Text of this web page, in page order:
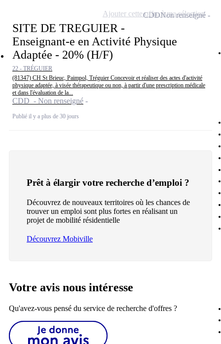
SITE DE TREGUIER -
Enseignant-e en Activité Physique
Adaptée - 20% (H/F)
22 - TRÉGUIER
(81347) CH St Brieuc, Paimpol, Tréguier Concevoir et réaliser des actes d'activité
physique adaptée, à visée thérapeutique ou non, à partir d'une prescription médicale
et dans l'évaluation de la...
CDD - Non renseigné
Publié il y a plus de 30 jours
CDDNon renseigné
Ajouter cette offre à ma sélection
Prêt à élargir votre recherche d’emploi ?
Découvrez de nouveaux territoires où les chances de
trouver un emploi sont plus fortes en réalisant un
projet de mobilité résidentielle
Découvrez Mobiville
Votre avis nous intéresse
Qu'avez-vous pensé du service de recherche d'offres ?